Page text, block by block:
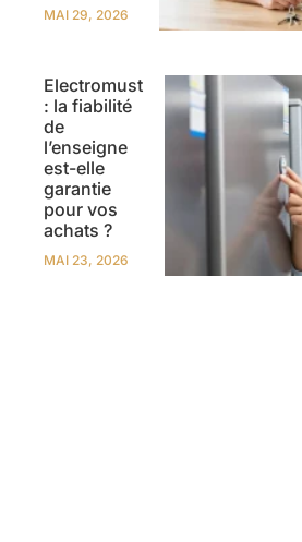
MAI 29, 2026
Electromust
: la fiabilité
de
l’enseigne
est-elle
garantie
pour vos
achats ?
MAI 23, 2026